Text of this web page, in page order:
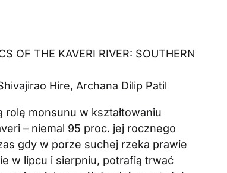
OF THE KAVERI RIVER: SOUTHERN
Hire, Archana Dilip Patil
rolę monsunu w kształtowaniu
– niemal 95 proc. jej rocznego
gdy w porze suchej rzeka prawie
w lipcu i sierpniu, potrafią trwać